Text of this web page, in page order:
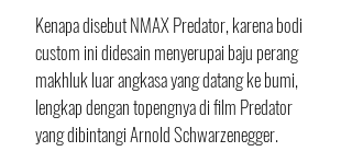
Kenapa disebut NMAX Predator, karena bodi
custom ini didesain menyerupai baju perang
makhluk luar angkasa yang datang ke bumi,
lengkap dengan topengnya di film Predator
yang dibintangi Arnold Schwarzenegger.